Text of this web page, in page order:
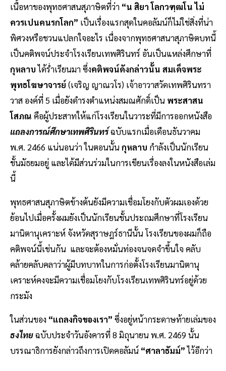
เนื้อหาของพุทธศาสนสุภาษิตที่ว่า “น สิยา โลกวฑฺฒโน ไม่
ควรเปนคนรกโลก” เป็นเรื่องแรกสุดในคอลัมน์ก็ไม่ใช่สิ่งที่น่า
พิศวงหรือชวนแปลกใจอะไร เนื่องจากพุทธศาสนาสุภาษิตบทนี้
เป็นคติพจน์ประจำโรงเรียนเทพศิรินทร์ อันเป็นแหล่งศึกษาที่
กุหลาบได้ร่ำเรียนมา ซึ่งคติพจน์ดังกล่าวนั้น สมเด็จพระ
พุทธโฆษาจารย์(เจริญ ญาณวโร) เจ้าอาวาสวัดเทพศิรินทรา
วาส องค์ที่ 5 เมื่อยังดำรงตำแหน่งสมณศักดิ์เป็น พระสาสน
โสภณ คือผู้ประสาทให้แก่โรงเรียนในวาระที่มีการออกหนังสือ
แถลงการณ์ศึกษาเทพศิรินทร์ฉบับแรกเมื่อเดือนธันวาคม
พ.ศ. 2466 แน่นอนว่า ในตอนนั้นกุหลาบ กำลังเป็นนักเรียน
ชั้นมัธยมอยู่ และได้มีส่วนร่วมในการเขียนเรื่องลงในหนังสือเล่ม
นี้
พุทธศาสนสุภาษิตข้างต้นยังมีความเชื่อมโยงกับตัวผมเองด้วย
ย้อนไปเมื่อครั้งผมยังเป็นนักเรียนชั้นประถมศึกษาที่โรงเรียน
มานิตานุเคราะห์ จังหวัดสุราษฎร์ธานีนั้น โรงเรียนของผมก็ถือ
คติพจน์นี้เช่นกัน และจะต้องหมั่นท่องจนจดจำขึ้นใจ คลับ
คล้ายคลับคลาว่าผู้มีบทบาทในการก่อตั้งโรงเรียนมานิตานุ
เคราะห์คงจะมีความเชื่อมโยงกับโรงเรียนเทพศิรินทร์อยู่ด้วย
กระมัง
ในส่วนของ “แถลงกิจของเรา” ซึ่งอยู่หน้ากระดาษท้ายเล่มของ
ธงไทยฉบับประจำวันอังคารที่ 8 มิถุนายน พ.ศ. 2469 นั้น
บรรณาธิการยังกล่าวถึงการเปิดคอลัมน์ “ศาลาธัมม์”ไว้อีกว่า